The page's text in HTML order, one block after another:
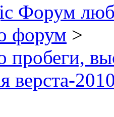
Форум
форум >
пробеги,
верста-